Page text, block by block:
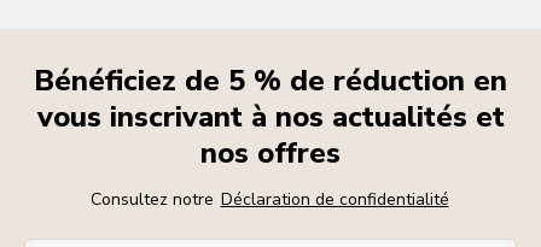
Bénéficiez de 5 % de réduction en
vous inscrivant à nos actualités et
nos offres
Consultez notre Déclaration de confidentialité